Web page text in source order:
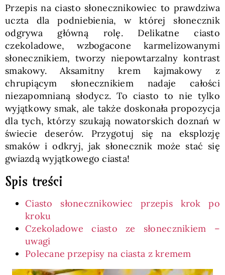
SKLEP
Polski
Przepis na ciasto słonecznikowiec to prawdziwa
uczta dla podniebienia, w której słonecznik
odgrywa główną rolę. Delikatne ciasto
czekoladowe, wzbogacone karmelizowanymi
słonecznikiem, tworzy niepowtarzalny kontrast
smakowy. Aksamitny krem kajmakowy z
chrupiącym słonecznikiem nadaje całości
niezapomnianą słodycz. To ciasto to nie tylko
wyjątkowy smak, ale także doskonała propozycja
dla tych, którzy szukają nowatorskich doznań w
świecie deserów. Przygotuj się na eksplozję
smaków i odkryj, jak słonecznik może stać się
gwiazdą wyjątkowego ciasta!
Spis treści
Ciasto słonecznikowiec przepis krok po
kroku
Czekoladowe ciasto ze słonecznikiem –
uwagi
Polecane przepisy na ciasta z kremem